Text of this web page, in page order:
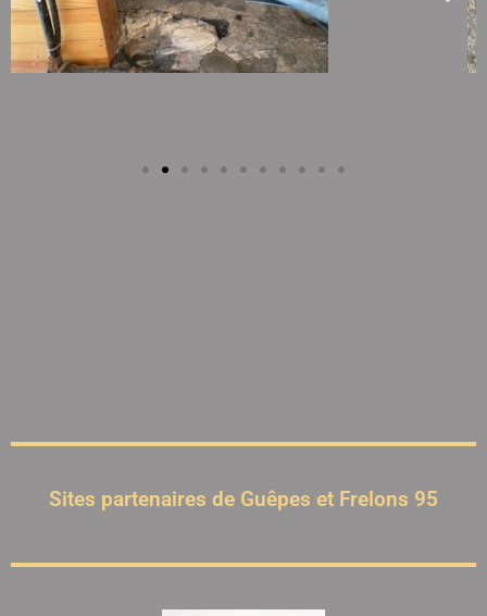
Sites partenaires de Guêpes et Frelons 95